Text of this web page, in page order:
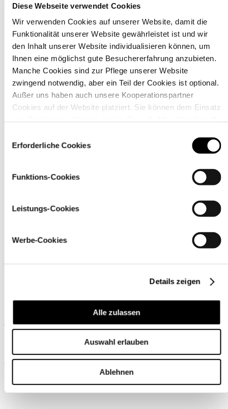
Diese Webseite verwendet Cookies
Wir verwenden Cookies auf unserer Website, damit die
Funktionalität unserer Website gewährleistet ist und wir
den Inhalt unserer Website individualisieren können, um
Ihnen eine möglichst gute Besuchererfahrung anzubieten.
Manche Cookies sind zur Pflege unserer Website
zwingend notwendig, aber ein Teil der Cookies ist optional.
Außer uns haben auch unsere Kooperationspartner
Cookies auf der Website platziert. Sie können dem Einsatz
über den Link „Cookie-Einstellungen
Erforderliche Cookies
Funktions-Cookies
Leistungs-Cookies
Werbe-Cookies
Details zeigen
Alle zulassen
Auswahl erlauben
Ablehnen
Material
Pflegehinweise
Ähnliche Produkte
Wird oft zusammen gekauft